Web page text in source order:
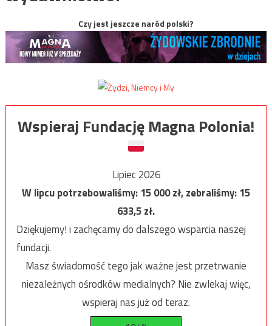
Czy jest jeszcze naród polski?
Wspieraj Fundację Magna Polonia!
Lipiec 2026
W lipcu potrzebowaliśmy:15 000zł, zebraliśmy:15
633,5zł.
Dziękujemy! i zachęcamy do dalszego wsparcia naszej
fundacji.
Masz świadomość tego jak ważne jest przetrwanie
niezależnych ośrodków medialnych? Nie zwlekaj więc,
wspieraj nas już od teraz.